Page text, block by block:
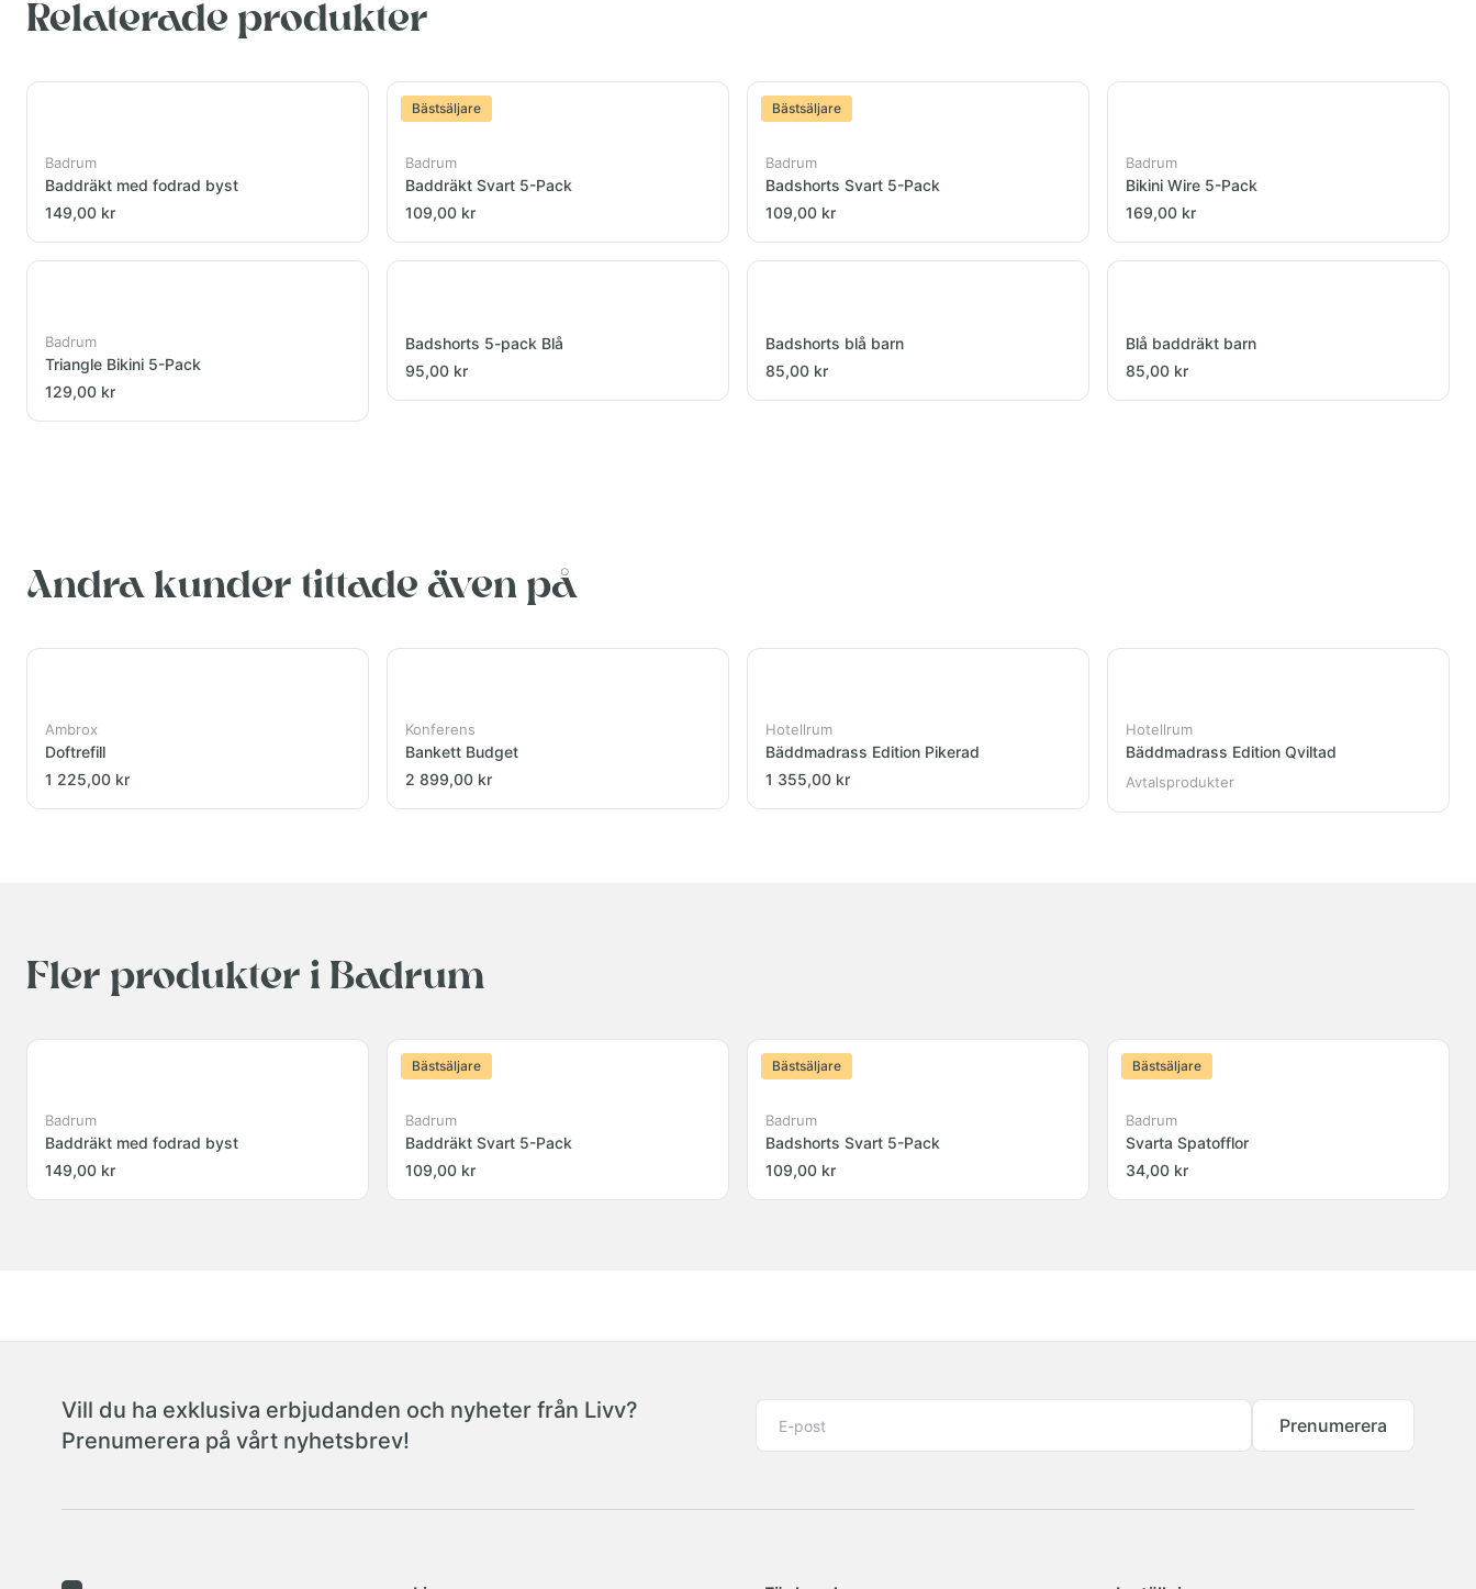
Relaterade produkter
Badrum
Baddräkt med fodrad byst
149,00 kr
Bästsäljare
Badrum
Baddräkt Svart 5-Pack
109,00 kr
Bästsäljare
Badrum
Badshorts Svart 5-Pack
109,00 kr
Badrum
Bikini Wire 5-Pack
169,00 kr
Badrum
Triangle Bikini 5-Pack
129,00 kr
Badshorts 5-pack Blå
95,00 kr
Badshorts blå barn
85,00 kr
Blå baddräkt barn
85,00 kr
Andra kunder tittade även på
Ambrox
Doftrefill
1 225,00 kr
Konferens
Bankett Budget
2 899,00 kr
Hotellrum
Bäddmadrass Edition Pikerad
1 355,00 kr
Hotellrum
Bäddmadrass Edition Qviltad
Avtalsprodukter
Fler produkter i Badrum
Badrum
Baddräkt med fodrad byst
149,00 kr
Bästsäljare
Badrum
Baddräkt Svart 5-Pack
109,00 kr
Bästsäljare
Badrum
Badshorts Svart 5-Pack
109,00 kr
Bästsäljare
Badrum
Svarta Spatofflor
34,00 kr
Vill du ha exklusiva erbjudanden och nyheter från Livv?
Prenumerera på vårt nyhetsbrev!
Prenumerera